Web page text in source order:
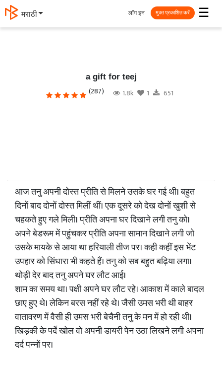
मराठी ☰
लॉग इन मुक्त प्रकाशित करें
a gift for teej
(287) 1.8k 1 651
आज तनु अपनी दोस्त प्रीति से मिलने उसके घर गई थी। बहुत
दिनों बाद दोनों दोस्त मिलीं थीं। एक दूसरे को देख दोनों खुशी से
चहकते हुए गले मिली। प्रीति अपना घर दिखाने लगी तनु को।
अपने बेडरूम में पहुंचकर प्रीति अपना सामान दिखाने लगी जो
उसके मायके से आया था हरियाली तीज पर। कही कहीं इस भेंट
उपहार को सिंधारा भी कहते हैं। तनु को सब बहुत बढ़िया लगा।
थोड़ी देर बाद तनु अपने घर लौट आई।
शाम का समय था। पक्षी अपने घर लौट रहे। आकाश में काले बादल
छाए हुए थे। लेकिन बरस नहीं रहे थे। जैसी उमस भरी थी बाहर
वातावरण में वैसी ही उमस भरी बेचैनी तनु के मन में हो रही थी।
खिड़की के पर्दे खोल वो अपनी डायरी पेन उठा लिखने लगी अपना
दर्द पन्नों पर।